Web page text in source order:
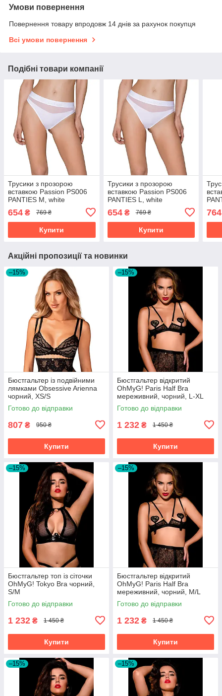
Умови повернення
Повернення товару впродовж 14 днів за рахунок покупця
Всі умови повернення
Подібні товари компанії
Трусики з прозорою
вставкою Passion PS006
PANTIES M, white
654 ₴ 769 ₴
Купити
Трусики з прозорою
вставкою Passion PS006
PANTIES L, white
654₴ 769 ₴
Купити
764
Акційні пропозиції та новинки
–15%
Бюстгальтер із подвійними
лямками Obsessive Arienna
чорний, XS/S
Готово до відправки
807 ₴ 950 ₴
Купити
–15%
Бюстгальтер відкритий
OhMyG! Paris Half Bra
мереживний, чорний, L-XL
Готово до відправки
1 232 ₴ 1 450 ₴
Купити
–15%
Бюстгальтер топ із сіточки
OhMyG! Tokyo Bra чорний,
S/M
Готово до відправки
1 232 ₴ 1 450 ₴
Купити
–15%
Бюстгальтер відкритий
OhMyG! Paris Half Bra
мереживний, чорний, M/L
Готово до відправки
1 232 ₴ 1 450 ₴
Купити
–15% –15%